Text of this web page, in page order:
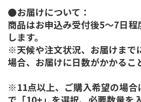
●お届けについて：
商品はお申込み受付後5～7日程
します。
※天候や注文状況、お届けまで
場合、お届けに日数がかかるこ
※11点以上、ご購入希望の場合